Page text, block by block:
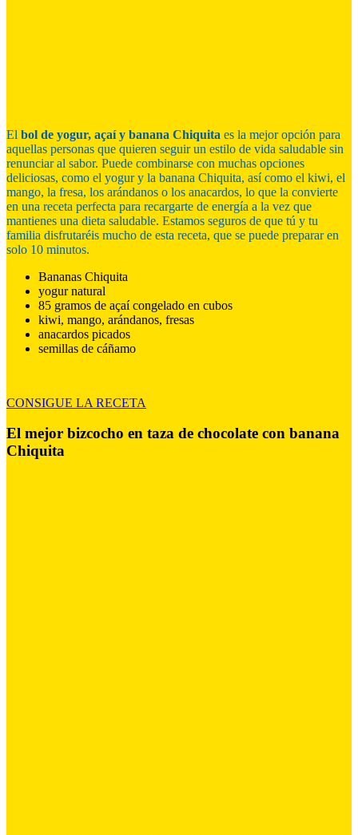
El bol de yogur, açaí y banana Chiquita es la mejor opción para
aquellas personas que quieren seguir un estilo de vida saludable sin
renunciar al sabor. Puede combinarse con muchas opciones
deliciosas, como el yogur y la banana Chiquita, así como el kiwi, el
mango, la fresa, los arándanos o los anacardos, lo que la convierte
en una receta perfecta para recargarte de energía a la vez que
mantienes una dieta saludable. Estamos seguros de que tú y tu
familia disfrutaréis mucho de esta receta, que se puede preparar en
solo 10 minutos.
Bananas Chiquita
yogur natural
85 gramos de açaí congelado en cubos
kiwi, mango, arándanos, fresas
anacardos picados
semillas de cáñamo
CONSIGUE LA RECETA
El mejor bizcocho en taza de chocolate con banana
Chiquita